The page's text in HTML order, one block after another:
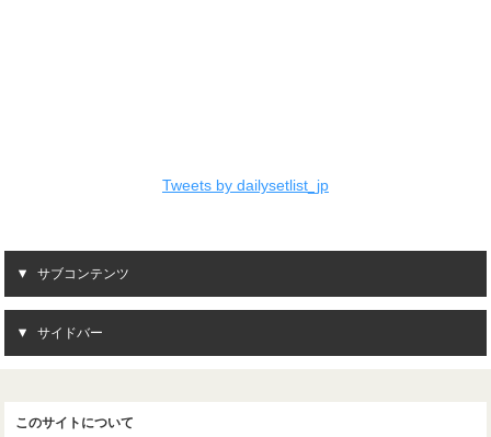
Tweets by dailysetlist_jp
サブコンテンツ
サイドバー
このサイトについて